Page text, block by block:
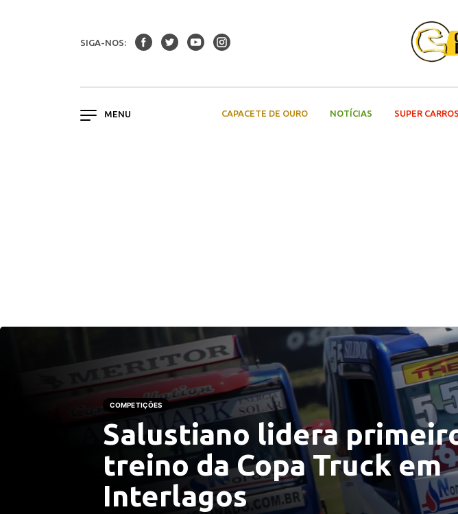
SIGA-NOS:
CAPACETE DE OURO NOTÍCIAS SUPER CARROS
COMPETIÇÕES
Salustiano lidera
treino da Copa Truck em
Interlagos